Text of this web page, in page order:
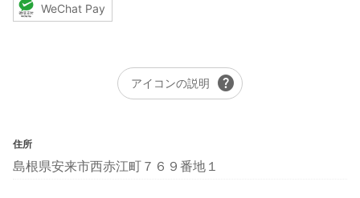
WeChat Pay
アイコンの説明 help
住所
島根県安来市西赤江町７６９番地１